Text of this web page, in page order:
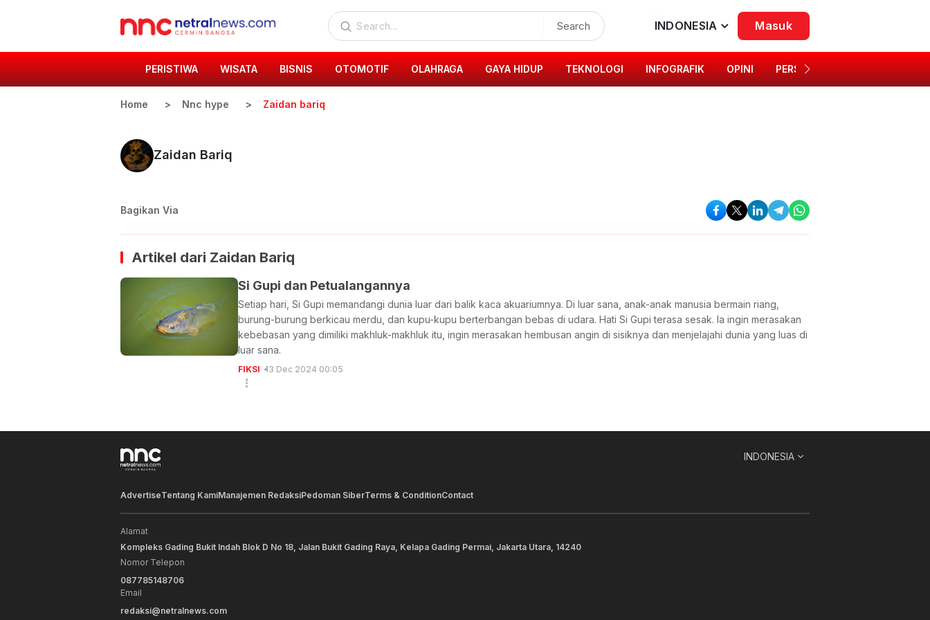
Search INDONESIA Masuk
PERISTIWA WISATA BISNIS OTOMOTIF OLAHRAGA GAYA HIDUP TEKNOLOGI INFOGRAFIK OPINI PERSONA
Home Nnc hype Zaidan bariq
Zaidan Bariq
Bagikan Via
Artikel dari Zaidan Bariq
Si Gupi dan Petualangannya
Setiap hari, Si Gupi memandangi dunia luar dari balik kaca akuariumnya. Di luar sana, anak-anak manusia bermain riang,
burung-burung berkicau merdu, dan kupu-kupu berterbangan bebas di udara. Hati Si Gupi terasa sesak. Ia ingin merasakan
kebebasan yang dimiliki makhluk-makhluk itu, ingin merasakan hembusan angin di sisiknya dan menjelajahi dunia yang luas di
luar sana.
FIKSI 13 Dec 2024 00:05
INDONESIA
AdvertiseTentang KamiManajemen RedaksiPedoman SiberTerms & ConditionContact
Alamat
Kompleks Gading Bukit Indah Blok D No 18, Jalan Bukit Gading Raya, Kelapa Gading Permai, Jakarta Utara, 14240
Nomor Telepon
087785148706
Email
redaksi@netralnews.com